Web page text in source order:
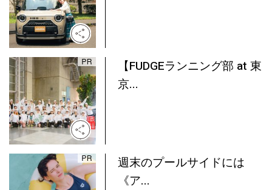
【FUDGEランニング部 at 東
京...
週末のプールサイドには
《ア...